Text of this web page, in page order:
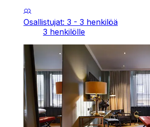
Osallistujat: 3 - 3 henkilöä
3 henkilölle